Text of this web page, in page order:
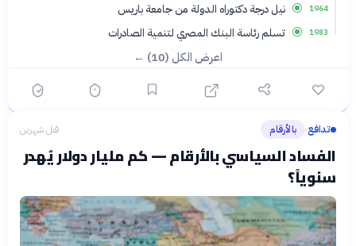
1964 نيل درجة دكتوراه الدولة من جامعة باريس
1983 تسلم رئاسة البنك المصري لتنمية الصادرات
اعرض الكل (10) ←
تدافع› بالأرقام قبل شهرين
الفساد السياسي بالأرقام — كم مليار دولار يُهدر
سنوياً؟